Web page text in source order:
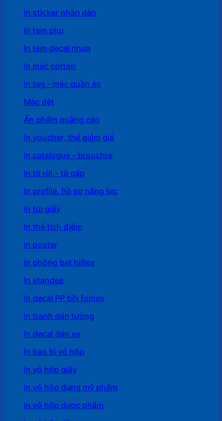
In sticker nhãn dán
In tem phụ
In tem decal nhựa
In mác cotton
In tag - mác quần áo
Mác dệt
Ấn phẩm quảng cáo
In voucher, thẻ giảm giá
In catalogue - brouchre
In tờ rời,- tờ gấp
In profile, hồ sơ năng lực
In túi giấy
In thẻ tích điểm
In poster
In phông bạt hiflex
In standee
In decal PP bồi fomex
In tranh dán tường
In decal dán xe
In bao bì vỏ hộp
In vỏ hộp giấy
In vỏ hộp đựng mỹ phẩm
In vỏ hộp dược phẩm